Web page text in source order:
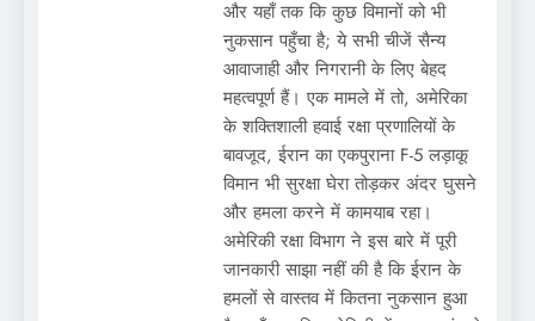
और यहाँ तक कि कुछ विमानों को भी
नुकसान पहुँचा है; ये सभी चीजें सैन्य
आवाजाही और निगरानी के लिए बेहद
महत्वपूर्ण हैं। एक मामले में तो, अमेरिका
के शक्तिशाली हवाई रक्षा प्रणालियों के
बावजूद, ईरान का एकपुराना F-5 लड़ाकू
विमान भी सुरक्षा घेरा तोड़कर अंदर घुसने
और हमला करने में कामयाब रहा।
अमेरिकी रक्षा विभाग ने इस बारे में पूरी
जानकारी साझा नहीं की है कि ईरान के
हमलों से वास्तव में कितना नुकसान हुआ